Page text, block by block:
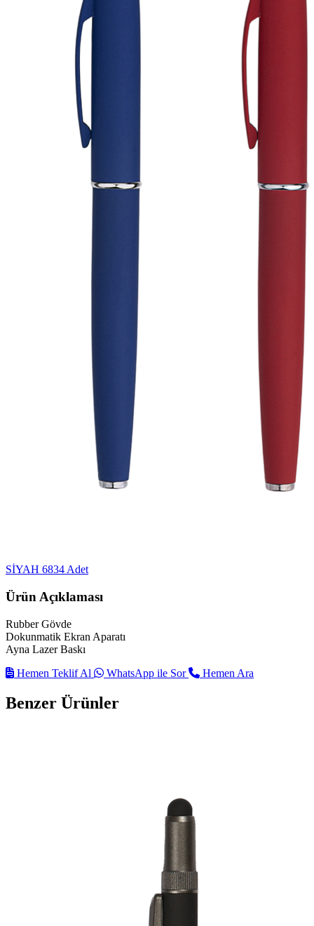
SİYAH 6834 Adet
Ürün Açıklaması
Rubber Gövde
Dokunmatik Ekran Aparatı
Ayna Lazer Baskı
Hemen Teklif Al
WhatsApp ile Sor Hemen Ara
Benzer Ürünler